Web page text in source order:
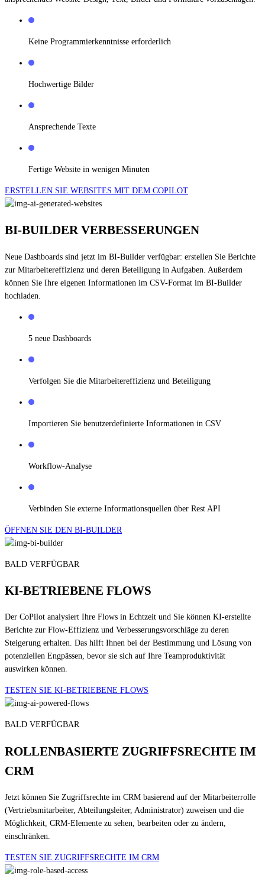
Keine Programmierkenntnisse erforderlich
Hochwertige Bilder
Ansprechende Texte
Fertige Website in wenigen Minuten
ERSTELLEN SIE WEBSITES MIT DEM COPILOT
BI-BUILDER VERBESSERUNGEN
Neue Dashboards sind jetzt im BI-Builder verfügbar: erstellen Sie Berichte
zur Mitarbeitereffizienz und deren Beteiligung in Aufgaben. Außerdem
können Sie Ihre eigenen Informationen im CSV-Format im BI-Builder
hochladen.
5 neue Dashboards
Verfolgen Sie die Mitarbeitereffizienz und Beteiligung
Importieren Sie benutzerdefinierte Informationen in CSV
Workflow-Analyse
Verbinden Sie externe Informationsquellen über Rest API
ÖFFNEN SIE DEN BI-BUILDER
BALD VERFÜGBAR
KI-BETRIEBENE FLOWS
Der CoPilot analysiert Ihre Flows in Echtzeit und Sie können KI-erstellte
Berichte zur Flow-Effizienz und Verbesserungsvorschläge zu deren
Steigerung erhalten. Das hilft Ihnen bei der Bestimmung und Lösung von
potenziellen Engpässen, bevor sie sich auf Ihre Teamproduktivität
auswirken können.
TESTEN SIE KI-BETRIEBENE FLOWS
BALD VERFÜGBAR
ROLLENBASIERTE ZUGRIFFSRECHTE IM
CRM
Jetzt können Sie Zugriffsrechte im CRM basierend auf der Mitarbeiterrolle
(Vertriebsmitarbeiter, Abteilungsleiter, Administrator) zuweisen und die
Möglichkeit, CRM-Elemente zu sehen, bearbeiten oder zu ändern,
einschränken.
TESTEN SIE ZUGRIFFSRECHTE IM CRM